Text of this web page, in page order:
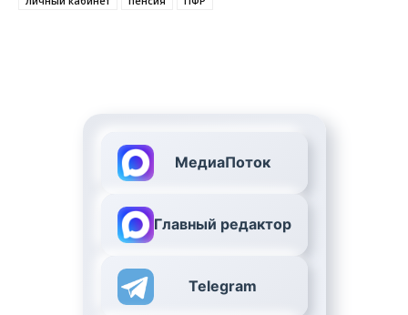
МедиаПоток
Главный редактор
Telegram